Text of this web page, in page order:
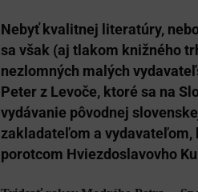
Nebyť kvalitnej literatúry,
sa však (aj tlakom knižného
nezlomných malých
Peter z Levoče, ktoré sa na
vydávanie pôvodnej
zakladateľom a
porotcom Hviezdoslavovho